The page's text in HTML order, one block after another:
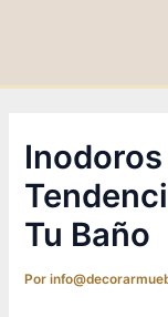
Tu Baño
Por